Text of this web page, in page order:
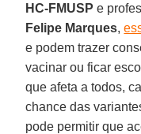
HC-FMUSP e
Felipe Marques,
e podem trazer
vacinar ou ficar
que afeta a todos,
chance das
pode permitir que